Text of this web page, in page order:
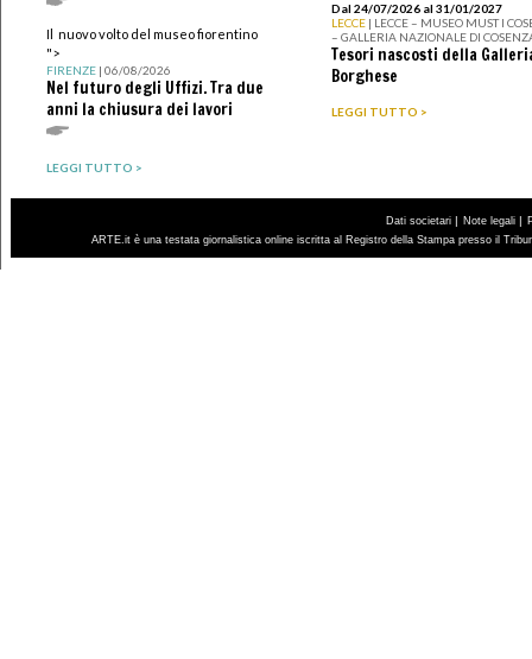
Il nuovo volto del museo fiorentino
">
FIRENZE| 06/08/2026
Nel futuro degli Uffizi. Tra due
anni la chiusura dei lavori
LEGGI TUTTO >
Dal 24/07/2026 al 31/01/2027
LECCE | LECCE – MUSEO MUST I
– GALLERIA NAZIONALE DI
Tesori nascosti della
Borghese
LEGGI TUTTO >
Dati societari | Note legali |
ARTE.it è una testata giornalistica online iscritta al Registro della Stampa presso il